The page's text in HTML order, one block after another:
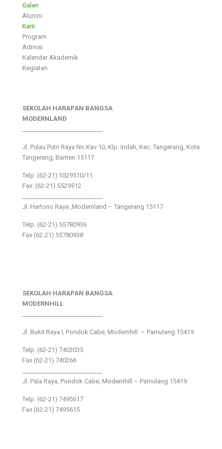
Galeri
Alumni
Karir
Program
Admisi
Kalendar Akademik
Kegiatan
SEKOLAH HARAPAN BANGSA
MODERNLAND
Jl. Pulau Putri Raya No.Kav 10, Klp. Indah, Kec. Tangerang, Kota
Tangerang, Banten 15117
Telp: (62-21) 5529510/11
Fax: (62-21) 5529512
Jl. Hartono Raya ,Modernland – Tangerang 15117
Telp. (62-21) 55780936
Fax (62-21) 55780938
SEKOLAH HARAPAN BANGSA
MODERNHILL
Jl. Bukit Raya I, Pondok Cabe, Modernhill – Pamulang 15419
Telp. (62-21) 7403035
Fax (62-21) 740266
Jl. Pala Raya, Pondok Cabe, Modernhill – Pamulang 15419
Telp. (62-21) 7495617
Fax (62-21) 7495615